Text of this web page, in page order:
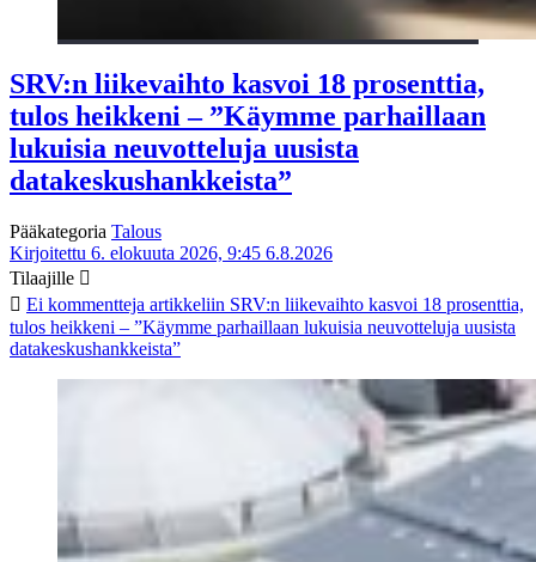
SRV:n liikevaihto kasvoi 18 prosenttia,
tulos heikkeni – ”Käymme parhaillaan
lukuisia neuvotteluja uusista
datakeskushankkeista”
Pääkategoria Talous
Kirjoitettu 6. elokuuta 2026, 9:45 6.8.2026
Tilaajille
Ei kommentteja artikkeliin SRV:n liikevaihto kasvoi 18 prosenttia,
tulos heikkeni – ”Käymme parhaillaan lukuisia neuvotteluja uusista
datakeskushankkeista”